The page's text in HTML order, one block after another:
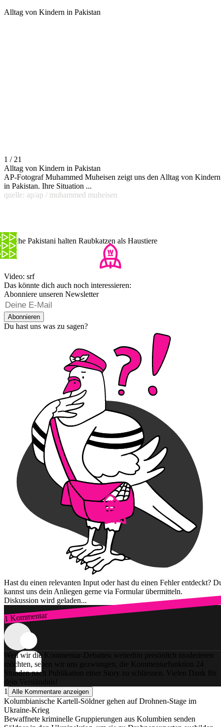
Alltag von Kindern in Pakistan
1 / 21
Alltag von Kindern in Pakistan
AP-Fotograf Muhammed Muheisen zeigt uns den Alltag von Kindern
in Pakistan. Ihre Situation ...
quelle: ap/ap / muhammed muheisen
Reiche Pakistani halten Raubkatzen als Haustiere
Video: srf
Das könnte dich auch noch interessieren:
Abonniere unseren Newsletter
Abonnieren
Du hast uns was zu sagen?
Hast du einen relevanten Input oder hast du einen Fehler entdeckt?
kannst uns dein Anliegen gerne via Formular übermitteln.
Diskussion wird geladen...
1 Kommentar
Zum Login
Weil wir die Kommentar-Debatten weiterhin persönlich moderieren
möchten, sehen wir uns gezwungen, die Kommentarfunktion 24
Stunden nach Publikation einer Story zu schliessen. Vielen Dank für
dein Verständnis!
1
Alle Kommentare anzeigen
Kolumbianische Kartell-Söldner gehen auf Drohnen-Stage im
Ukraine-Krieg
Bewaffnete kriminelle Gruppierungen aus Kolumbien senden